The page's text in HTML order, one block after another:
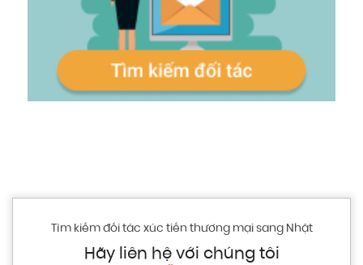
Tìm kiếm đối tác xúc tiến thương mại sang Nhật
Hãy liên hệ với chúng tôi